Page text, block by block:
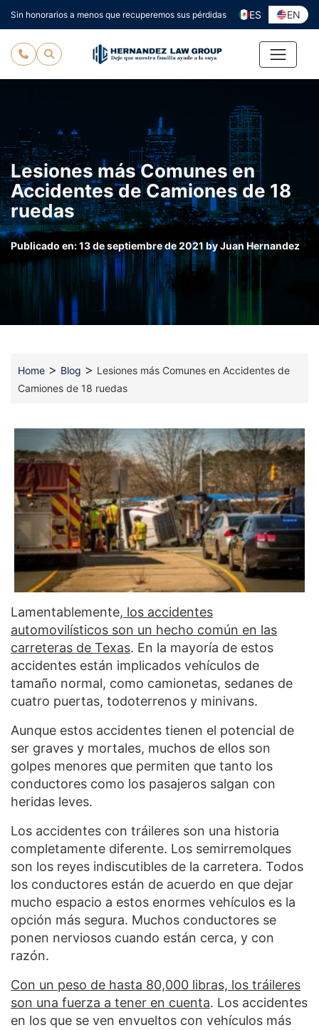
al
contenido
Sin honorarios a menos que recuperemos sus pérdidas ES EN
Lesiones más Comunes en
Accidentes de Camiones de 18
ruedas
Publicado en:13 de septiembre de 2021byJuan Hernandez
Home > Blog > Lesiones más Comunes en Accidentes de
Camiones de 18 ruedas
Lamentablemente, los accidentes
automovilísticos son un hecho común en las
carreteras de Texas. En la mayoría de estos
accidentes están implicados vehículos de
tamaño normal, como camionetas, sedanes de
cuatro puertas, todoterrenos y minivans.
Aunque estos accidentes tienen el potencial de
ser graves y mortales, muchos de ellos son
golpes menores que permiten que tanto los
conductores como los pasajeros salgan con
heridas leves.
Los accidentes con tráileres son una historia
completamente diferente. Los semirremolques
son los reyes indiscutibles de la carretera. Todos
los conductores están de acuerdo en que dejar
mucho espacio a estos enormes vehículos es la
opción más segura. Muchos conductores se
ponen nerviosos cuando están cerca, y con
razón.
Con un peso de hasta 80,000 libras, los tráileres
son una fuerza a tener en cuenta. Los accidentes
en los que se ven envueltos con vehículos más